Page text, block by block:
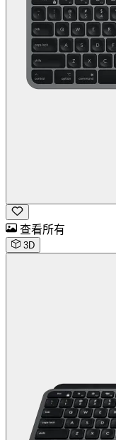
查看所有
3D